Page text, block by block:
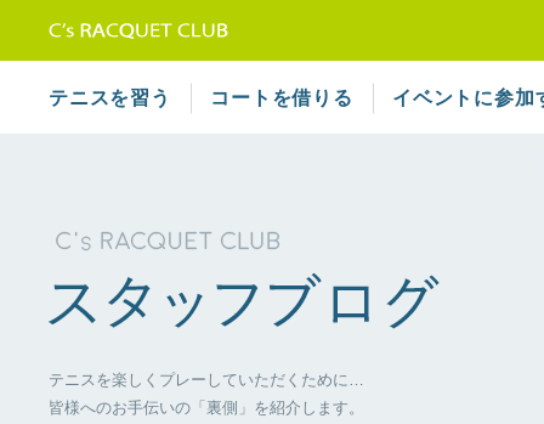
テニスを習う コートを借りる イベントに参加
テニスを楽しくプレーしていただくために…
皆様へのお手伝いの「裏側」を紹介します。